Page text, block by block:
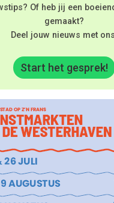
Of heb jij een
gemaakt?
Deel jouw nieuws met
Start het gesprek!